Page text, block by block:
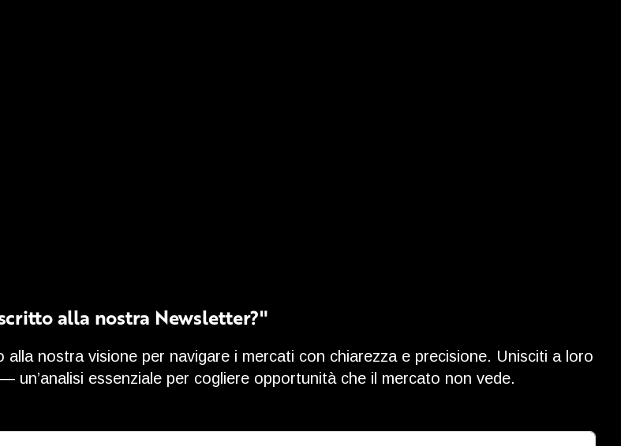
alla nostra Newsletter?"
nostra visione per navigare i mercati con chiarezza e precisione. Unisciti a loro
essenziale per cogliere opportunità che il mercato non vede.